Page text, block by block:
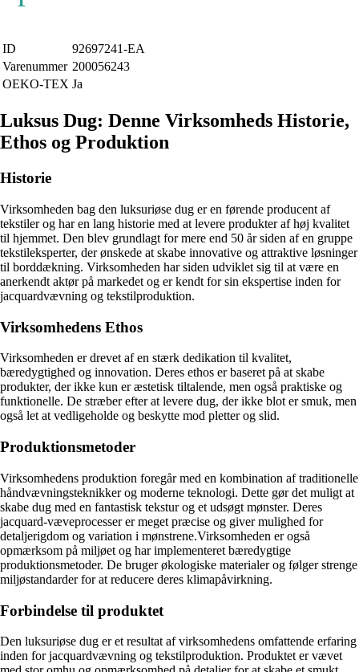
ID
92697241-EA
Varenummer 200056243
OEKO-TEX Ja
Luksus Dug: Denne Virksomheds Historie,
Ethos og Produktion
Historie
Virksomheden bag den luksuriøse dug er en førende producent af
tekstiler og har en lang historie med at levere produkter af høj kvalitet
til hjemmet. Den blev grundlagt for mere end 50 år siden af en gruppe
tekstileksperter, der ønskede at skabe innovative og attraktive løsninger
til borddækning. Virksomheden har siden udviklet sig til at være en
anerkendt aktør på markedet og er kendt for sin ekspertise inden for
jacquardvævning og tekstilproduktion.
Virksomhedens Ethos
Virksomheden er drevet af en stærk dedikation til kvalitet,
bæredygtighed og innovation. Deres ethos er baseret på at skabe
produkter, der ikke kun er æstetisk tiltalende, men også praktiske og
funktionelle. De stræber efter at levere dug, der ikke blot er smuk, men
også let at vedligeholde og beskytte mod pletter og slid.
Produktionsmetoder
Virksomhedens produktion foregår med en kombination af traditionelle
håndvævningsteknikker og moderne teknologi. Dette gør det muligt at
skabe dug med en fantastisk tekstur og et udsøgt mønster. Deres
jacquard-væveprocesser er meget præcise og giver mulighed for
detaljerigdom og variation i mønstrene.Virksomheden er også
opmærksom på miljøet og har implementeret bæredygtige
produktionsmetoder. De bruger økologiske materialer og følger strenge
miljøstandarder for at reducere deres klimapåvirkning.
Forbindelse til produktet
Den luksuriøse dug er et resultat af virksomhedens omfattende erfaring
inden for jacquardvævning og tekstilproduktion. Produktet er vævet